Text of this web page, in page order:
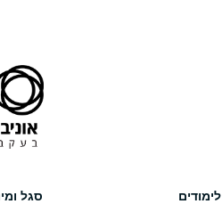
לימודים
סגל